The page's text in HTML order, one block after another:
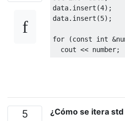
data.insert(4);
data.insert(5);
for (const int
cout
5 ¿Cómo se itera